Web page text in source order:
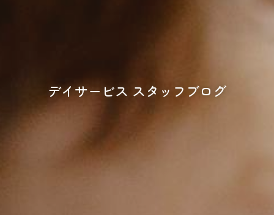
デイサービス スタッフブログ